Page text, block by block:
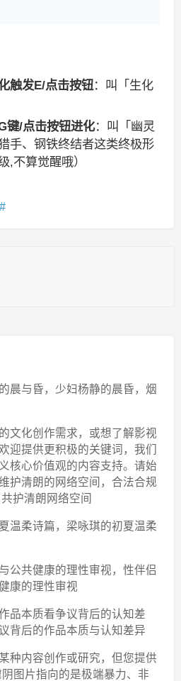
触发E/点击按钮：叫「生化
键/点击按钮进化：叫「幽灵
手、钢铁终结者这类终极形
,不算觉醒哦）
晨与昏，少妇杨静的晨昏，烟
文化创作需求，或想了解影视
迎提供更积极的关键词，我们
核心价值观的内容支持。请始
护清朗的网络空间，合法合规
护清朗网络空间
温柔诗篇，梁咏琪的初夏温柔
公共健康的理性审视，性伴侣
康的理性审视
品本质看争议背后的认知差
背后的作品本质与认知差异
种内容创作或研究，但您提供
图片指向的是极端暴力、非